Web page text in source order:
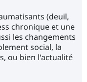
(deuil,
chronique et une
les changements
social, la
ou bien l'actualité